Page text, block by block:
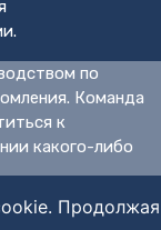
по
Команда
к
какого-либо
Продолжая